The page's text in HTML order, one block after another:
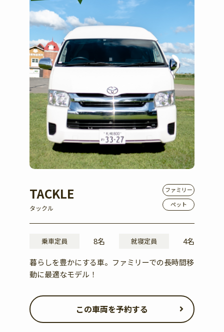
TACKLE
タックル
ファミリー
ペット
乗車定員 8名 就寝定員
4名
暮らしを豊かにする車。ファミリーでの長時間移
動に最適なモデル！
この車両を予約する